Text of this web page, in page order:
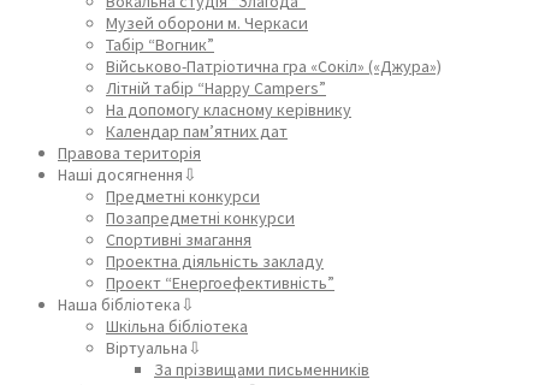
Музей оборони м. Черкаси
Табір “Вогник”
Військово-Патріотична гра «Сокіл» («Джура»)
Літній табір “Happy Campers”
На допомогу класному керівнику
Календар пам’ятних дат
Правова територія
Наші досягнення⇩
Предметні конкурси
Позапредметні конкурси
Спортивні змагання
Проектна діяльність закладу
Проект “Енергоефективність”
Наша бібліотека⇩
Шкільна бібліотека
Віртуальна⇩
За прізвищами письменників